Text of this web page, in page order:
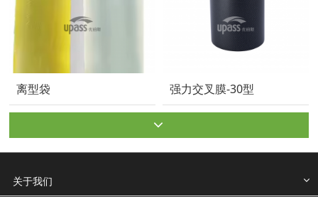
离型袋 强力交叉膜-30型
关于我们